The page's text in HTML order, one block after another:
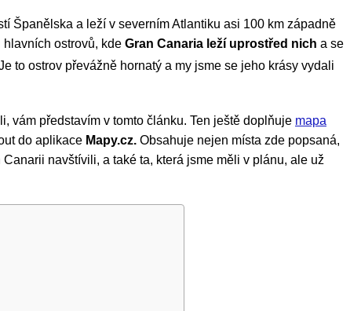
Španělska a leží v severním Atlantiku asi 100 km západně
ostrovů, kde Gran Canaria leží uprostřed nich a se
to ostrov převážně hornatý a my jsme se jeho krásy vydali
vám představím v tomto článku. Ten ještě doplňuje mapa
do aplikace Mapy.cz. Obsahuje nejen místa zde popsaná,
navštívili, a také ta, která jsme měli v plánu, ale už